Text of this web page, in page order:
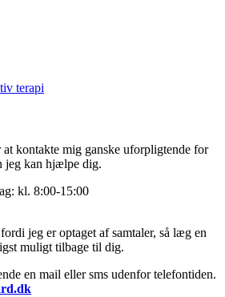
terapi
kontakte mig ganske uforpligtende for
jeg kan hjælpe dig.
kl. 8:00-15:00
jeg er optaget af samtaler, så læg en
muligt tilbage til dig.
en mail eller sms udenfor telefontiden.